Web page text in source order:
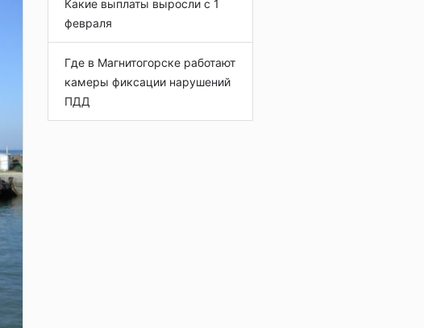
Какие выплаты выросли с 1
февраля
Где в Магнитогорске работают
камеры фиксации нарушений
ПДД